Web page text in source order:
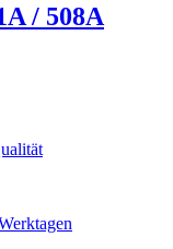
/ 508A